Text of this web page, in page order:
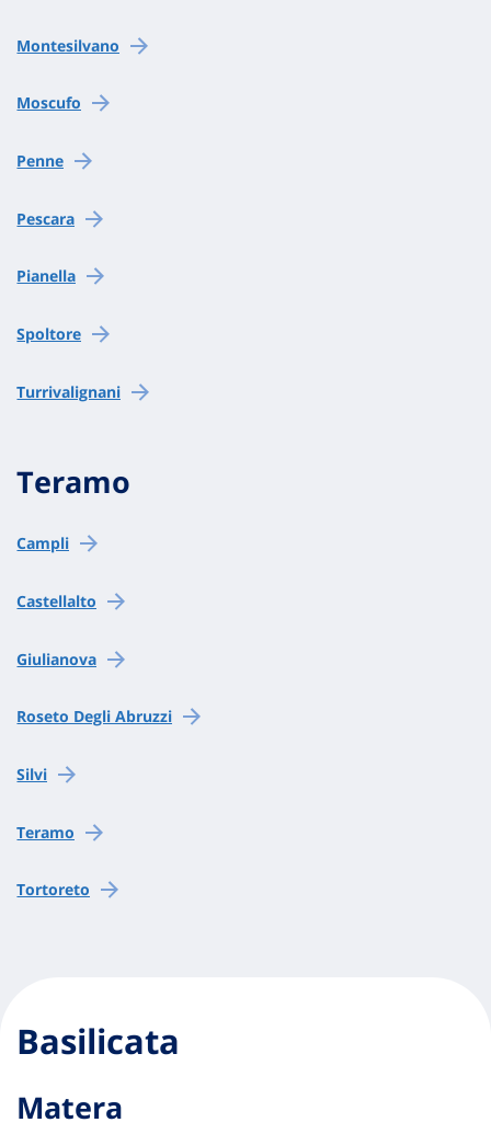
Montesilvano
Moscufo
Penne
Pescara
Pianella
Spoltore
Turrivalignani
Teramo
Campli
Castellalto
Giulianova
Roseto Degli Abruzzi
Silvi
Teramo
Tortoreto
Basilicata
Matera